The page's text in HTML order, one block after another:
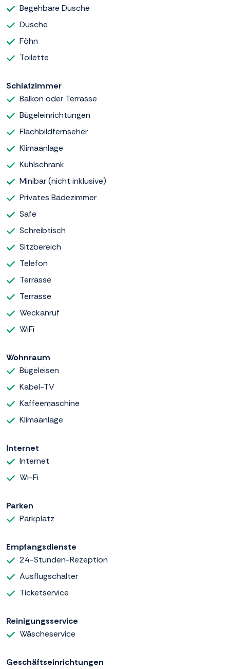
Begehbare Dusche
Dusche
Föhn
Toilette
Schlafzimmer
Balkon oder Terrasse
Bügeleinrichtungen
Flachbildfernseher
Klimaanlage
Kühlschrank
Minibar (nicht inklusive)
Privates Badezimmer
Safe
Schreibtisch
Sitzbereich
Telefon
Terrasse
Terrasse
Weckanruf
WiFi
Wohnraum
Bügeleisen
Kabel-TV
Kaffeemaschine
Klimaanlage
Internet
Internet
Wi-Fi
Parken
Parkplatz
Empfangsdienste
24-Stunden-Rezeption
Ausflugschalter
Ticketservice
Reinigungsservice
Wäscheservice
Geschäftseinrichtungen